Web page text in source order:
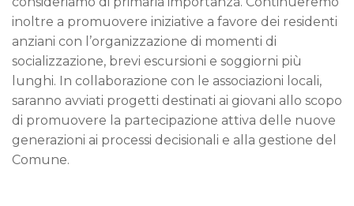
inoltre a promuovere iniziative a favore dei residenti
anziani con l’organizzazione di momenti di
socializzazione, brevi escursioni e soggiorni più
lunghi. In collaborazione con le associazioni locali,
saranno avviati progetti destinati ai giovani allo scopo
di promuovere la partecipazione attiva delle nuove
generazioni ai processi decisionali e alla gestione del
Comune.